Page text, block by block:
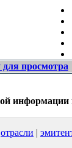
просмотра
информации
отрасли |